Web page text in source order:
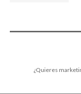
¿Quieres